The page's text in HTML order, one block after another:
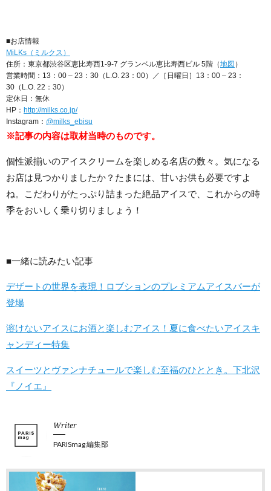
■お店情報
MiLKs（ミルクス）
住所：東京都渋谷区恵比寿西1-9-7 グランベル恵比寿西ビル 5階（地図 ）
営業時間：13：00 – 23：30（L.O. 23：00）／［日曜日］13：00 – 23：
30（L.O. 22：30）
定休日：無休
HP： http://milks.co.jp/
Instagram： @milks_ebisu
※記事の内容は取材当時のものです。
個性派揃いのアイスクリームを楽しめる名店の数々。気になる
お店は見つかりましたか？たまには、甘いお供も必要ですよ
ね。こだわりがたっぷり詰まった絶品アイスで、これからの時
季をおいしく乗り切りましょう！
■一緒に読みたい記事
デザートの世界を表現！ロブションのプレミアムアイスバーが
登場
溶けないアイスにお酒と楽しむアイス！夏に食べたいアイスキ
ャンディー特集
スイーツとヴァンナチュールで楽しむ至福のひととき。下北沢
『ノイエ』
Writer
PARISmag 編集部